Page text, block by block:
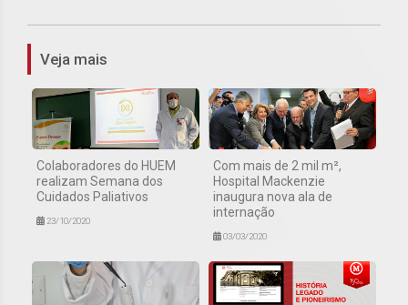
Veja mais
Colaboradores do HUEM
realizam Semana dos
Cuidados Paliativos
23/10/2020
Com mais de 2 mil m²,
Hospital Mackenzie
inaugura nova ala de
internação
03/03/2020